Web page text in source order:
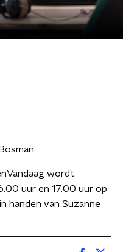
wordt
uur en 17.00 uur op
handen van Suzanne